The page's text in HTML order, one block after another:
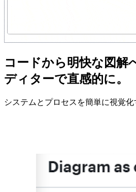
コードから明快な図解
ディターで直感的に。
システムとプロセスを簡単に視覚化